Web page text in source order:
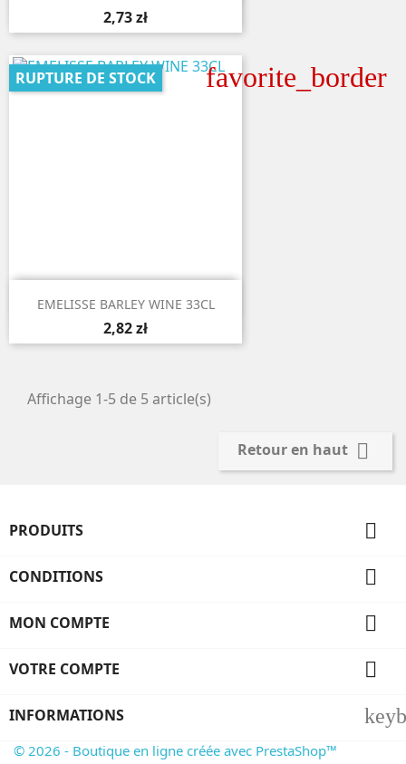
2,73 zł
favorite_border
 Aperçu rapide
EMELISSE BARLEY WINE 33CL
2,82 zł
RUPTURE DE STOCK
Affichage 1-5 de 5 article(s)
Retour en haut 
PRODUITS 
CONDITIONS 
MON COMPTE 
VOTRE COMPTE 
INFORMATIONS
© 2026 - Boutique en ligne créée avec PrestaShop™